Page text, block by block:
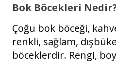
Bok Böcekleri
Çoğu bok böceği,
renkli, sağlam,
böceklerdir. Rengi,